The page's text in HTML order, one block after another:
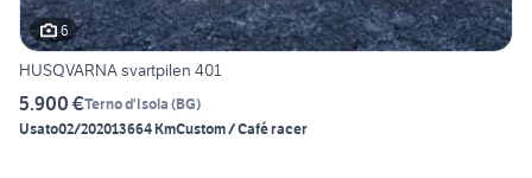
6
HUSQVARNA svartpilen 401
5.900 €Terno d'Isola (BG)
Usato02/202013664 KmCustom / Café racer